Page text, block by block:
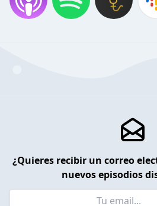
¿Quieres recibir un correo
nuevos episodios